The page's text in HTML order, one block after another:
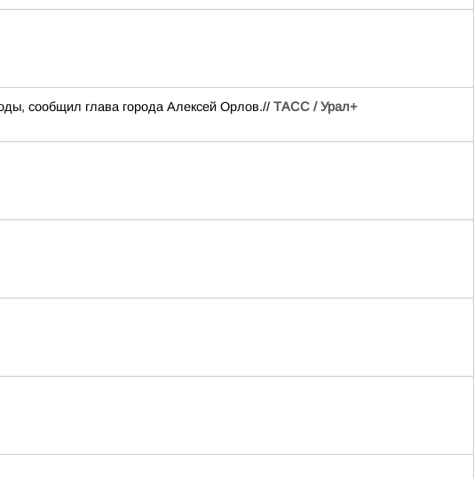
сообщил глава города Алексей Орлов.// ТАСС / Урал+